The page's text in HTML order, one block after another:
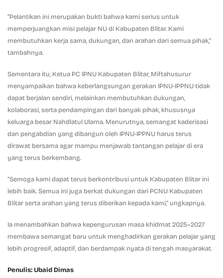
“Pelantikan ini merupakan bukti bahwa kami serius untuk
memperjuangkan misi pelajar NU di Kabupaten Blitar. Kami
membutuhkan kerja sama, dukungan, dan arahan dari semua pihak,”
tambahnya.
Sementara itu, Ketua PC IPNU Kabupaten Blitar, Miftahusurur
menyampaikan bahwa keberlangsungan gerakan IPNU-IPPNU tidak
dapat berjalan sendiri, melainkan membutuhkan dukungan,
kolaborasi, serta pendampingan dari banyak pihak, khususnya
keluarga besar Nahdlatul Ulama. Menurutnya, semangat kaderisasi
dan pengabdian yang dibangun oleh IPNU-IPPNU harus terus
dirawat bersama agar mampu menjawab tantangan pelajar di era
yang terus berkembang.
“Semoga kami dapat terus berkontribusi untuk Kabupaten Blitar ini
lebih baik. Semua ini juga berkat dukungan dari PCNU Kabupaten
Blitar serta arahan yang terus diberikan kepada kami,” ungkapnya.
Ia menambahkan bahwa kepengurusan masa khidmat 2025–2027
membawa semangat baru untuk menghadirkan gerakan pelajar yang
lebih progresif, adaptif, dan berdampak nyata di tengah masyarakat.
Penulis: Ubaid Dimas